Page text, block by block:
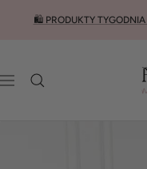
🛍️ PRODUKTY
Nawigacja